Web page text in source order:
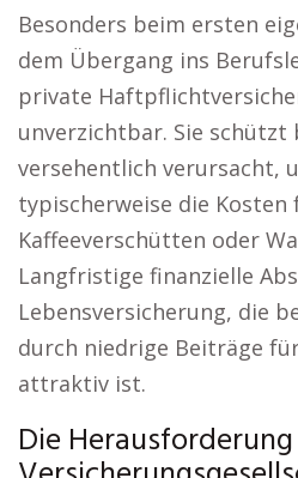
Besonders beim ersten
dem Übergang ins
private
unverzichtbar. Sie schützt
versehentlich verursacht,
typischerweise die Kosten
Kaffeeverschütten oder
Langfristige finanzielle
Lebensversicherung, die
durch niedrige Beiträge
attraktiv ist.
Die